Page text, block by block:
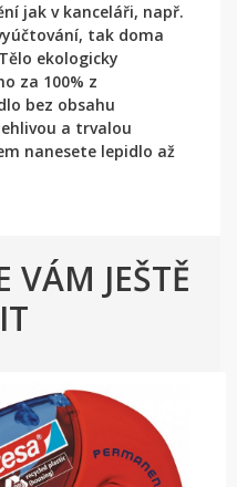
jak v kanceláři, např.
tak doma
ekologicky
za 100% z
bez obsahu
a trvalou
nanesete lepidlo až
VÁM JEŠTĚ